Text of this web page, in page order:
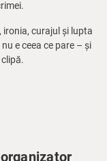
ironia, curajul și lupta
e ceea ce pare – și